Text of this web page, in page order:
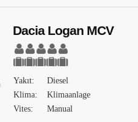
Dacia Logan MCV
Yakıt:
Diesel
Klima:
Klimaanlage
Vites:
Manual